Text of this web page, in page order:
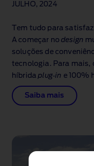
JULHO, 2024
Tem tudo para
A começar nodesign
soluções de
tecnologia. Para mais,
híbridaplug‑in e 100%
Saiba mais